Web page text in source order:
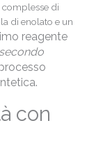
di
di enolato e un
reagente
con